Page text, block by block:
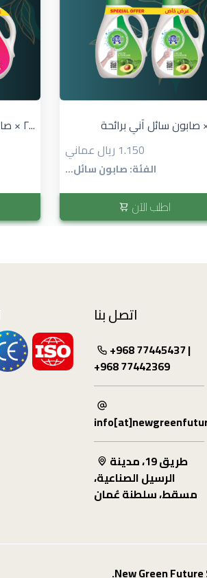
٢ × صابون سائل آني برائحة...
1.150 ريال عماني
الفئة: صابون سائل...
اطلب الآن
اتصل بنا
+968 77445437 |
+968 77442369
الرسيل الصناعية،
مسقط، سلطنة عُمان